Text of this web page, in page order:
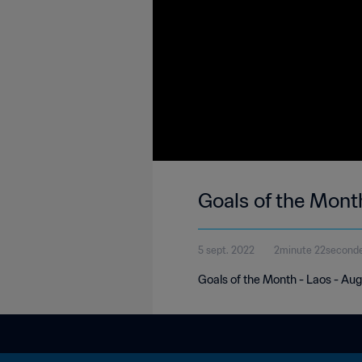
Goals of the
5 sept. 2022 2minute
Goals of the Month - Laos -